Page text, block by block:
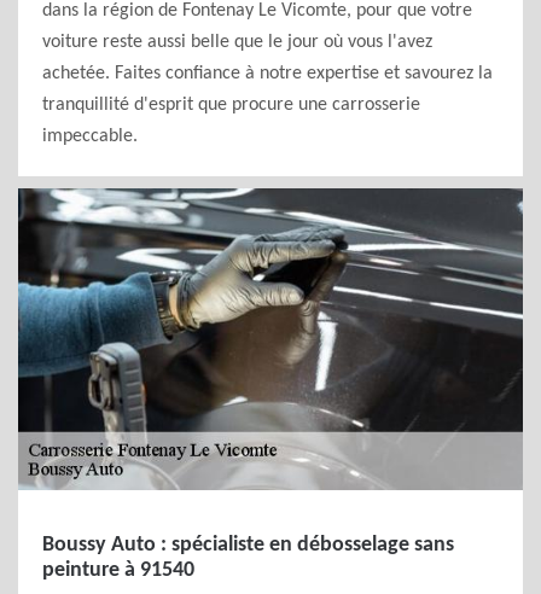
dans la région de Fontenay Le Vicomte, pour que votre
voiture reste aussi belle que le jour où vous l'avez
achetée. Faites confiance à notre expertise et savourez la
tranquillité d'esprit que procure une carrosserie
impeccable.
Boussy Auto : spécialiste en débosselage sans
peinture à 91540